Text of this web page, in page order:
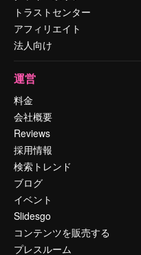
トラストセンター
アフィリエイト
法人向け
運営
料金
会社概要
Reviews
採用情報
検索トレンド
ブログ
イベント
Slidesgo
コンテンツを販売する
プレスルーム